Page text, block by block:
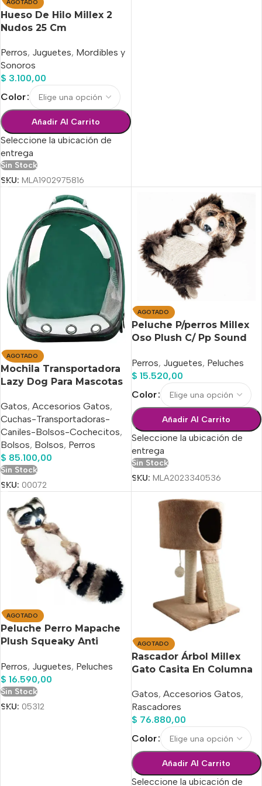
AGOTADO
Hueso De Hilo Millex 2
Nudos 25 Cm
Perros, Juguetes, Mordibles y
Sonoros
$ 3.100,00
Color
Añadir Al Carrito
Seleccione la ubicación de
entrega
Sin Stock
SKU: MLA1902975816
AGOTADO
Mochila Transportadora
Lazy Dog Para Mascotas
Gatos, Accesorios Gatos,
Cuchas-Transportadoras-
Caniles-Bolsos-Cochecitos,
Bolsos, Bolsos, Perros
$ 85.100,00
Sin Stock
SKU: 00072
AGOTADO
Peluche P/perros Millex
Oso Plush C/ Pp Sound
Perros, Juguetes, Peluches
$ 15.520,00
Color
Añadir Al Carrito
Seleccione la ubicación de
entrega
Sin Stock
SKU: MLA2023340536
AGOTADO
Peluche Perro Mapache
Plush Squeaky Anti
Perros, Juguetes, Peluches
$ 16.590,00
Sin Stock
SKU: 05312
AGOTADO
Rascador Árbol Millex
Gato Casita En Columna
Gatos, Accesorios Gatos,
Rascadores
$ 76.880,00
Color
Añadir Al Carrito
Seleccione la ubicación de